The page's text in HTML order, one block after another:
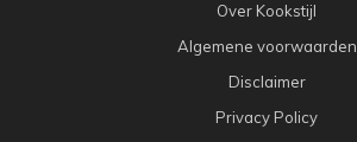
Over Kookstijl
Algemene voorwaarden
Disclaimer
Privacy Policy